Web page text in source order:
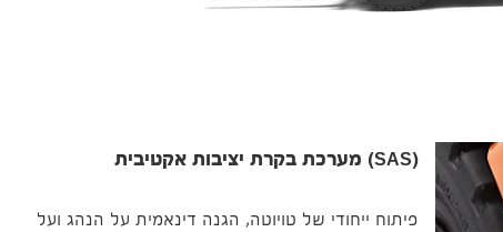
(SAS) מערכת בקרת יציבות אקטיבית
פיתוח ייחודי של טויוטה, הגנה דינאמית על הנהג ועל